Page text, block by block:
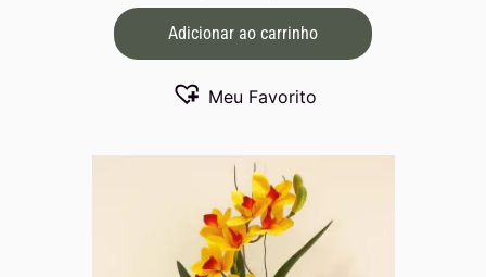
Adicionar ao carrinho
Meu Favorito